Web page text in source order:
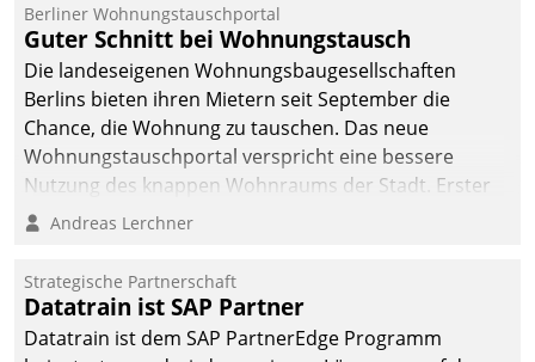
Berliner Wohnungstauschportal
Guter Schnitt bei Wohnungstausch
Die landeseigenen Wohnungsbaugesellschaften
Berlins bieten ihren Mietern seit September die
Chance, die Wohnung zu tauschen. Das neue
Wohnungstauschportal verspricht eine bessere
Nutzung des knappen Wohnraums der Stadt. Erster
Anwendungsfall für Datatrains Lösung API-Hub mit
Unternehmen.
Andreas Lerchner
Strategische Partnerschaft
Datatrain ist SAP Partner
Datatrain ist dem SAP PartnerEdge Programm